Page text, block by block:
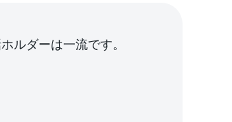
するという当社の献身は、イノ
活を改善するという当社の使命
ルダーは一流です。